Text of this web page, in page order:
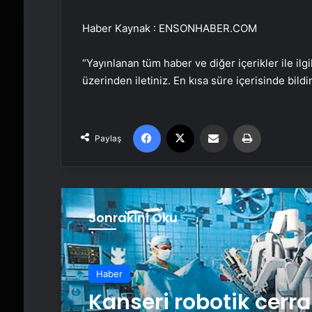
Haber Kaynak : ENSONHABER.COM
“Yayınlanan tüm haber ve diğer içerikler ile
üzerinden iletiniz. En kısa süre içerisinde
Paylaş
Facebook Email'den paylaş
Sonrakini Oku
Haber
Haber